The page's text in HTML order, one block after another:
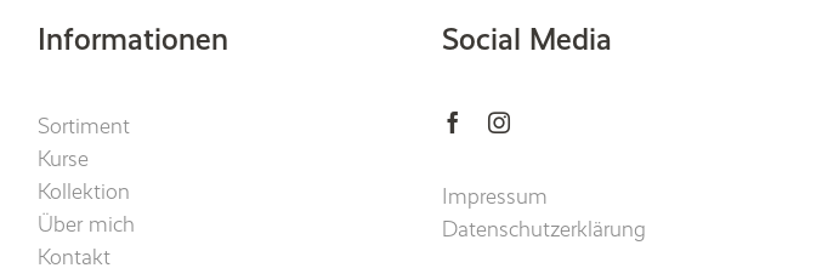
Informationen
Sortiment
Kurse
Kollektion
Über mich
Kontakt
Social Media
Impressum
Datenschutzerklärung